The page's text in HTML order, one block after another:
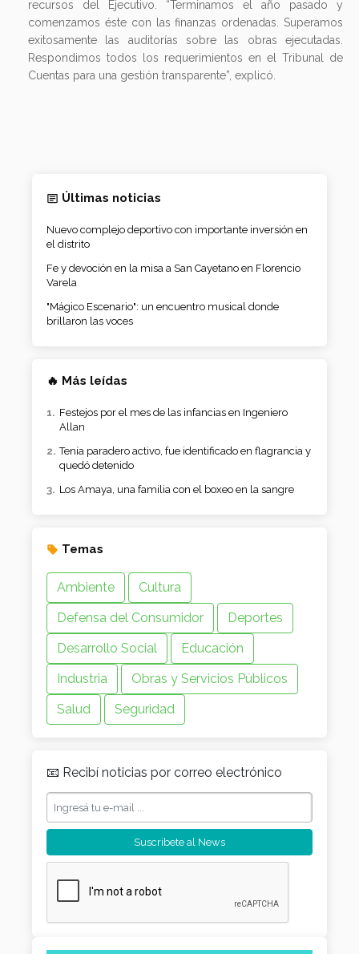
recursos del Ejecutivo. “Terminamos el año pasado y
comenzamos éste con las finanzas ordenadas. Superamos
exitosamente las auditorías sobre las obras ejecutadas.
Respondimos todos los requerimientos en el Tribunal de
Cuentas para una gestión transparente”, explicó.
Últimas noticias
Nuevo complejo deportivo con importante inversión en
el distrito
Fe y devoción en la misa a San Cayetano en Florencio
Varela
"Mágico Escenario": un encuentro musical donde
brillaron las voces
🔥 Más leídas
Festejos por el mes de las infancias en Ingeniero
Allan
Tenía paradero activo, fue identificado en flagrancia y
quedó detenido
Los Amaya, una familia con el boxeo en la sangre
Temas
Ambiente
Cultura
Defensa del Consumidor
Deportes
Desarrollo Social
Educación
Industria
Obras y Servicios Públicos
Salud
Seguridad
📧 Recibí noticias por correo electrónico